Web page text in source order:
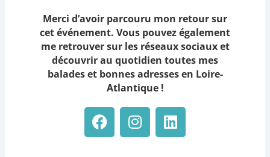
Merci d’avoir parcouru mon retour sur
cet événement. Vous pouvezégalement
me retrouver sur les réseaux sociaux et
découvrir au quotidien toutes mes
balades et bonnes adresses en Loire-
Atlantique !
F
a
c
I
n
s
L
i
n